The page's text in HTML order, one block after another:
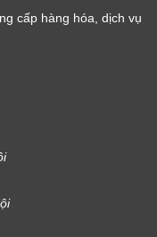
cấp hàng hóa, dịch vụ